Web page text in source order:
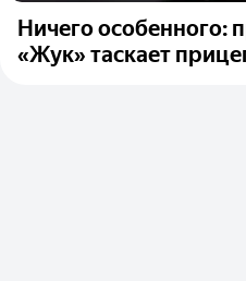
Ничего особенного:
«Жук» таскает